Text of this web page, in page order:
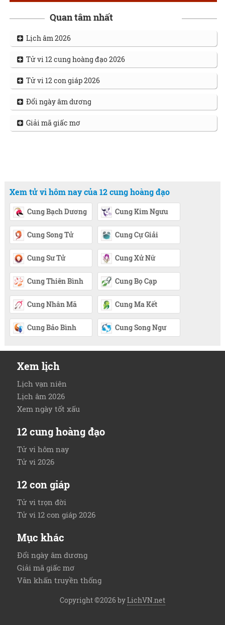
Quan tâm nhất
Lịch âm 2026
Tử vi 12 cung hoàng đạo 2026
Tử vi 12 con giáp 2026
Đổi ngày âm dương
Giải mã giấc mơ
Xem tử vi hôm nay của 12 cung hoàng đạo
Cung Bạch Dương Cung Kim Ngưu
Cung Song Tử Cung Cự Giải
Cung Sư Tử Cung Xử Nữ
Cung Thiên Bình Cung Bọ Cạp
Cung Nhân Mã Cung Ma Kết
Cung Bảo Bình Cung Song Ngư
Xem lịch
Lịch vạn niên
Lịch âm 2026
Xem ngày tốt xấu
12 cung hoàng đạo
Tử vi hôm nay
Tử vi 2026
12 con giáp
Tử vi trọn đời
Tử vi 12 con giáp 2026
Mục khác
Đổi ngày âm dương
Giải mã giấc mơ
Văn khấn truyền thống
Copyright ©2026 byLichVN.net